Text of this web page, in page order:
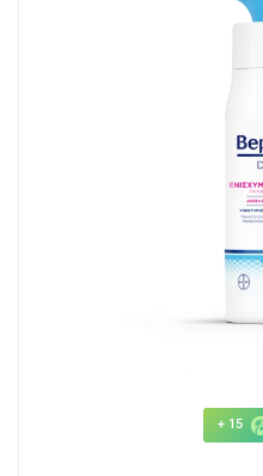
+ 15